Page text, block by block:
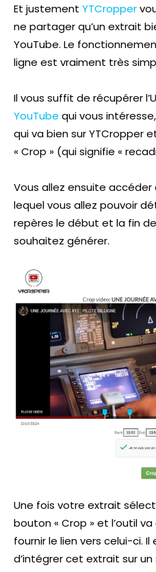
Et justement YTCropper
ne partager qu’un extrait
YouTube. Le
ligne est vraiment très
Il vous suffit de récupérer
YouTube qui vous
qui va bien sur YTCropper
« Crop » (qui signifie «
Vous allez ensuite accéder
lequel vous allez pouvoir
repères le début et la fin
souhaitez générer.
Une fois votre extrait
bouton « Crop » et l’outil
fournir le lien vers celui-ci.
d’intégrer cet extrait sur un